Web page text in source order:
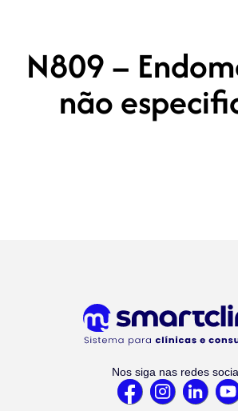
N809 –
não
Nos siga nas redes